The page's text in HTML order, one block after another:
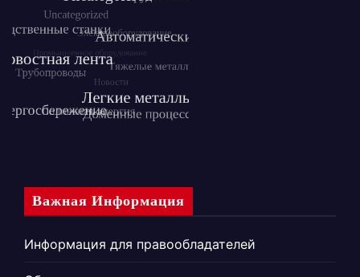
Важная Информация
Информация для правообладателей